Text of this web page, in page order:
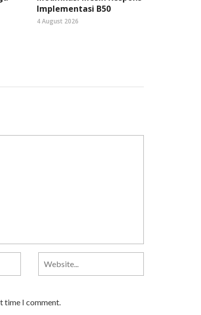
Implementasi B50
4 August 2026
time I comment.